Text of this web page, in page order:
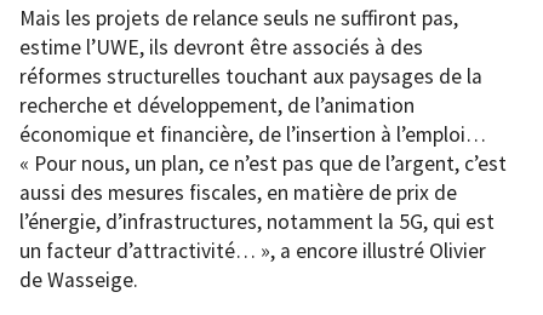
Mais les projets de relance seuls ne suffiront pas,
estime l’UWE, ils devront être associés à des
réformes structurelles touchant aux paysages de la
recherche et développement, de l’animation
économique et financière, de l’insertion à l’emploi…
« Pour nous, un plan, ce n’est pas que de l’argent, c’est
aussi des mesures fiscales, en matière de prix de
l’énergie, d’infrastructures, notamment la 5G, qui est
un facteur d’attractivité… », a encore illustré Olivier
de Wasseige.